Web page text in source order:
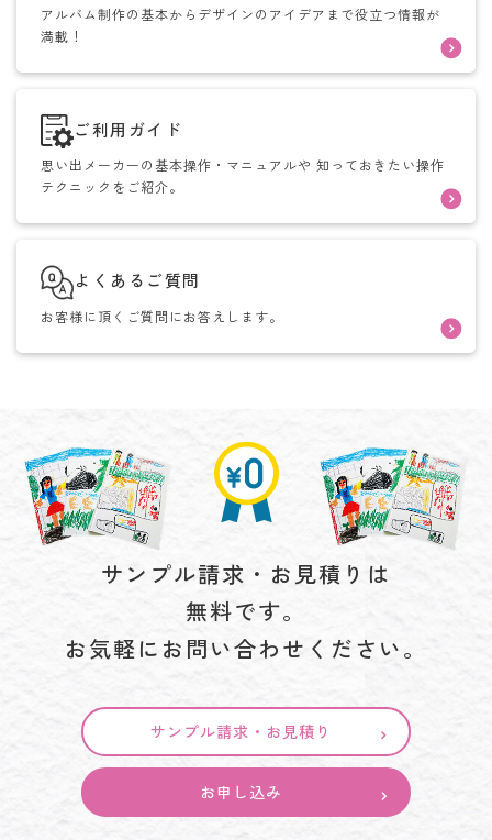
アルバム制作の基本からデザインのアイデアまで役立つ情報が
満載！
ご利用ガイド
思い出メーカーの基本操作・マニュアルや 知っておきたい操作
テクニックをご紹介。
よくあるご質問
お客様に頂くご質問にお答えします。
サンプル請求・お見積りは
無料です。
お気軽にお問い合わせください。
サンプル請求・お見積り
お申し込み